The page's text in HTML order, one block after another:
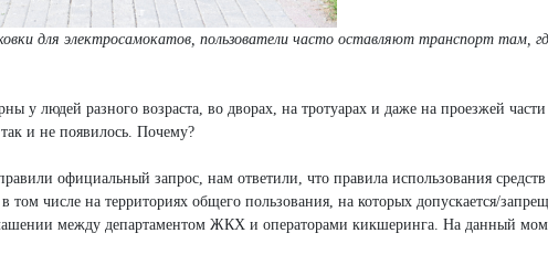
для электросамокатов, пользователи часто оставляют транспорт там,
у людей разного возраста, во дворах, на тротуарах и даже на проезжей
и не появилось. Почему?
официальный запрос, нам ответили, что правила использования
числе на территориях общего пользования, на которых допускается/
между департаментом ЖКХ и операторами кикшеринга. На данный